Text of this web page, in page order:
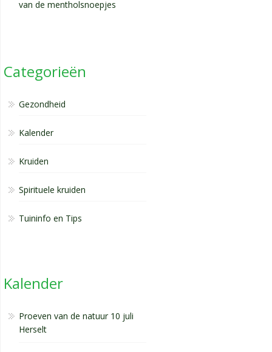
van de mentholsnoepjes
Categorieën
Gezondheid
Kalender
Kruiden
Spirituele kruiden
Tuininfo en Tips
Kalender
Proeven van de natuur 10 juli
Herselt